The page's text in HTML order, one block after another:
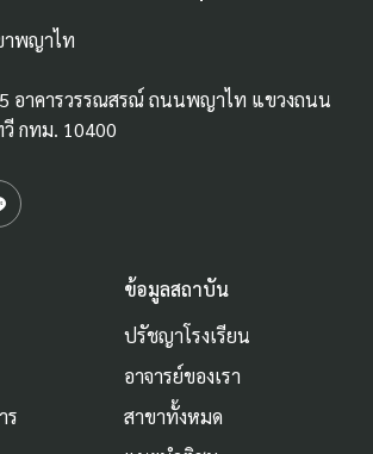
าพญาไท
อาคารวรรณสรณ์ ถนนพญาไท แขวงถนน
กทม. 10400
ร
ข้อมูลสถาบัน
ปรัชญาโรงเรียน
อาจารย์ของเรา
สาขาทั้งหมด